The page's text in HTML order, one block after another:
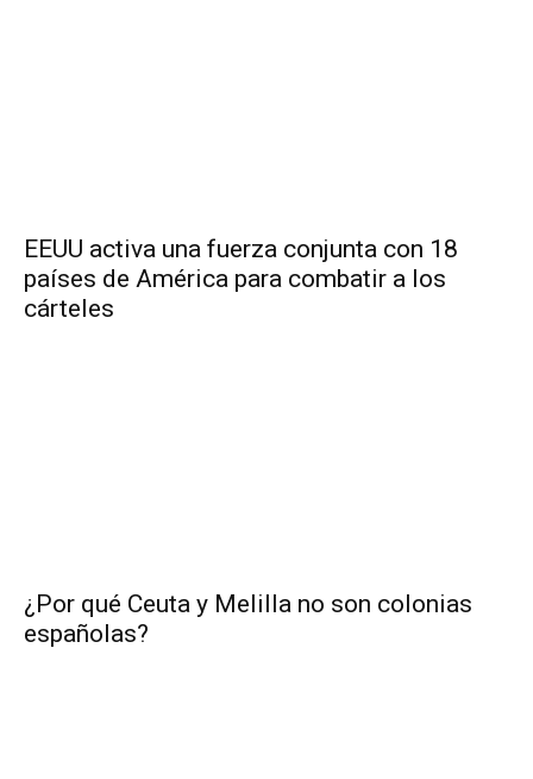
EEUU activa una fuerza conjunta con 18
países de América para combatir a los
cárteles
¿Por qué Ceuta y Melilla no son colonias
españolas?